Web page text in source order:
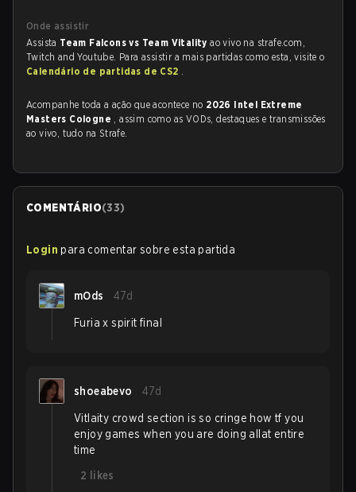
Onde assistir
Assista Team Falcons vs Team Vitalityao vivo na strafe.com,
Twitch and Youtube. Para assistir a mais partidas como esta, visite o
Calendário de partidas de CS2 .
Acompanhe toda a ação que acontece no 2026 Intel Extreme
Masters Cologne , assim como as VODs, destaques e transmissões
ao vivo, tudo na Strafe.
COMENTÁRIO(33)
Login para comentar sobre esta partida
mOds 47d
Furia x spirit final
shoeabevo 47d
Vitlaity crowd section is so cringe how tf you
enjoy games when you are doing allat entire
time
2
likes